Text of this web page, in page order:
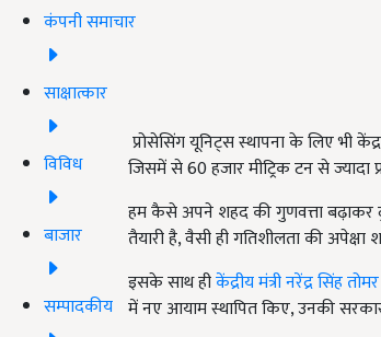
कंपनी समाचार
साक्षात्कार
विविध
बाजार
सम्पादकीय
प्रोसेसिंग यूनिट्स स्थापना के लिए भी
जिसमें से 60 हजार मीट्रिक टन से ज्यादा
हम कैसे अपने शहद की गुणवत्ता बढ़ाकर
तैयारी है, वैसी ही गतिशीलता की
इसके साथ हीकेंद्रीय मंत्री नरेंद्र सिंह तोमर
में नए आयाम स्थापित किए, उनकी